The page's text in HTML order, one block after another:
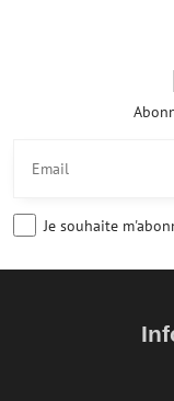
Je souhaite